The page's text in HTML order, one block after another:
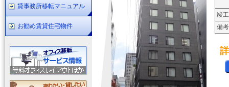
竣工
備考
貸事務所移転マニュアル
お勧め賃貸住宅物件